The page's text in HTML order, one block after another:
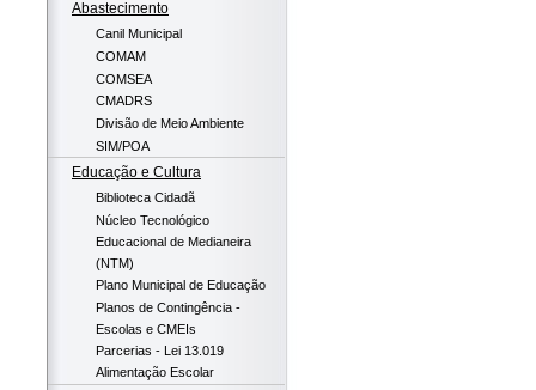
Abastecimento
Canil Municipal
COMAM
COMSEA
CMADRS
Divisão de Meio Ambiente
SIM/POA
Educação e Cultura
Biblioteca Cidadã
Núcleo Tecnológico
Educacional de Medianeira
(NTM)
Plano Municipal de Educação
Planos de Contingência -
Escolas e CMEIs
Parcerias - Lei 13.019
Alimentação Escolar